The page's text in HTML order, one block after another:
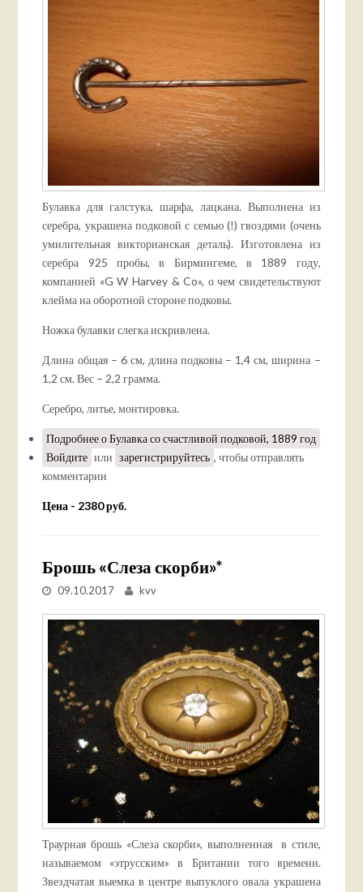
Булавка для галстука, шарфа, лацкана. Выполнена из
серебра, украшена подковой с семью (!) гвоздями (очень
умилительная викторианская деталь). Изготовлена из
серебра 925 пробы, в Бирмингеме, в 1889 году,
компанией «G W Harvey & Co», о чем свидетельствуют
клейма на оборотной стороне подковы.
Ножка булавки слегка искривлена.
Длина общая – 6 см, длина подковы – 1,4 см, ширина –
1,2 см. Вес – 2,2 грамма.
Серебро, литье, монтировка.
Подробнеео Булавка со счастливой подковой, 1889 год
Войдите или зарегистрируйтесь , чтобы отправлять
комментарии
Цена - 2380 руб.
Брошь «Слеза скорби»*
09.10.2017 kvv
Траурная брошь «Слеза скорби», выполненная в стиле,
называемом «этрусским» в Британии того времени.
Звездчатая выемка в центре выпуклого овала украшена